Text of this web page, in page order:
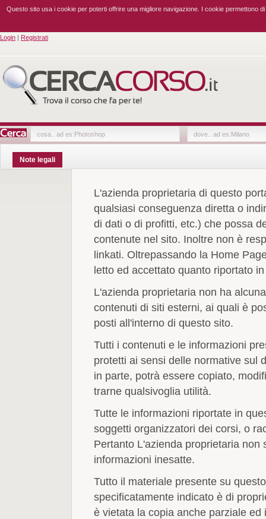
Questo sito usa i cookie per poterti offrire una migliore navigazione. I cookie permettono
Login | Registrati
Note legali
L'azienda proprietaria di questo
qualsiasi conseguenza diretta o
di dati o di profitti, etc.) che possa
contenute nel sito. Inoltre non è
linkati. Oltrepassando la Home
letto ed accettato quanto riportato
L'azienda proprietaria non ha
contenuti di siti esterni, ai quali è
posti all'interno di questo sito.
Tutti i contenuti e le informazioni
protetti ai sensi delle normative sul
in parte, potrà essere copiato,
trarne qualsivoglia utilità.
Tutte le informazioni riportate in
soggetti organizzatori dei corsi, o
Pertanto L'azienda proprietaria
informazioni inesatte.
Tutto il materiale presente su
specificatamente indicato è di
è vietata la copia anche parziale